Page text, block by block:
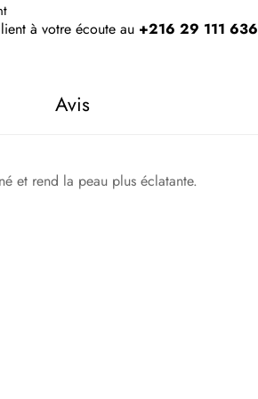
à votre écoute au +216 29 111 636
Avis
et rend la peau plus éclatante.